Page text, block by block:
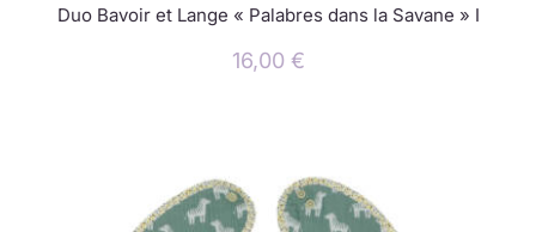
Duo Bavoir et Lange « Palabres dans la Savane » I
16,00 €